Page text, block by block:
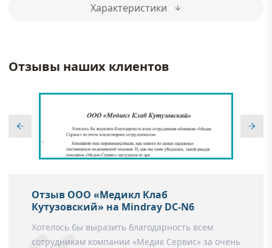
Характеристики
Отзывы наших клиентов
Отзыв ООО «Медикл Клаб
Кутузовский» на Mindray DC-N6
Хотелось бы выразить благодарность всем
сотрудникам компании «Медик Сервис» за очень